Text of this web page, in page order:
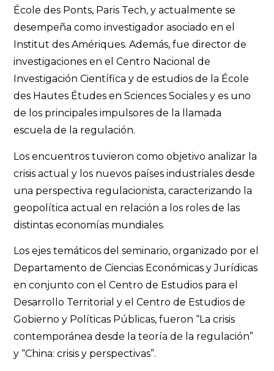
École des Ponts, Paris Tech, y actualmente se
desempeña como investigador asociado en el
Institut des Amériques. Además, fue director de
investigaciones en el Centro Nacional de
Investigación Científica y de estudios de la École
des Hautes Études en Sciences Sociales y es uno
de los principales impulsores de la llamada
escuela de la regulación.
Los encuentros tuvieron como objetivo analizar la
crisis actual y los nuevos países industriales desde
una perspectiva regulacionista, caracterizando la
geopolítica actual en relación a los roles de las
distintas economías mundiales.
Los ejes temáticos del seminario, organizado por el
Departamento de Ciencias Económicas y Jurídicas
en conjunto con el Centro de Estudios para el
Desarrollo Territorial y el Centro de Estudios de
Gobierno y Políticas Públicas, fueron “La crisis
contemporánea desde la teoría de la regulación”
y “China: crisis y perspectivas”.